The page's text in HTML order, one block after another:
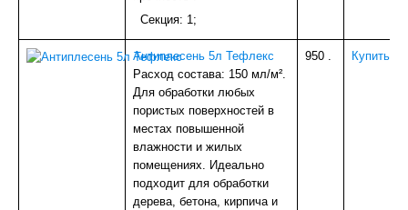
Секция: 1;
Антиплесень 5л Тефлекс
Расход состава: 150 мл/м².
Для обработки любых
пористых поверхностей в
местах повышенной
влажности и жилых
помещениях. Идеально
подходит для обработки
дерева, бетона, кирпича и
950 . Купить